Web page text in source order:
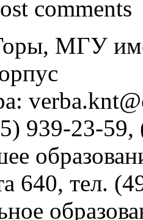
comments
МГУ
939-23-
640, тел.